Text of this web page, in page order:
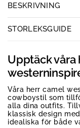
BESKRIVNING
STORLEKSGUIDE
Upptäck våra
Våra herr camel
cowboystil som
alla dina outfits.
klassisk design
idealiska för både